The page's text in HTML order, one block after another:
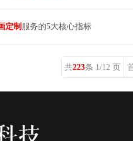
定制 服务的5大核心指标
共223条 1/12 页